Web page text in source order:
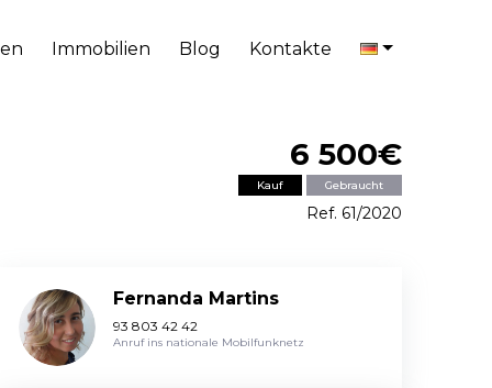
Immobilien Blog Kontakte
6 500€
Kauf Gebraucht
Ref. 61/2020
Fernanda Martins
93 803 42 42
Anruf ins nationale Mobilfunknetz